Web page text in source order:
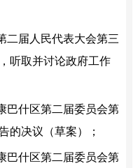
届人民代表大会第三
听取并讨论政府工作
什区第二届委员会第
的决议（草案）；
什区第二届委员会第